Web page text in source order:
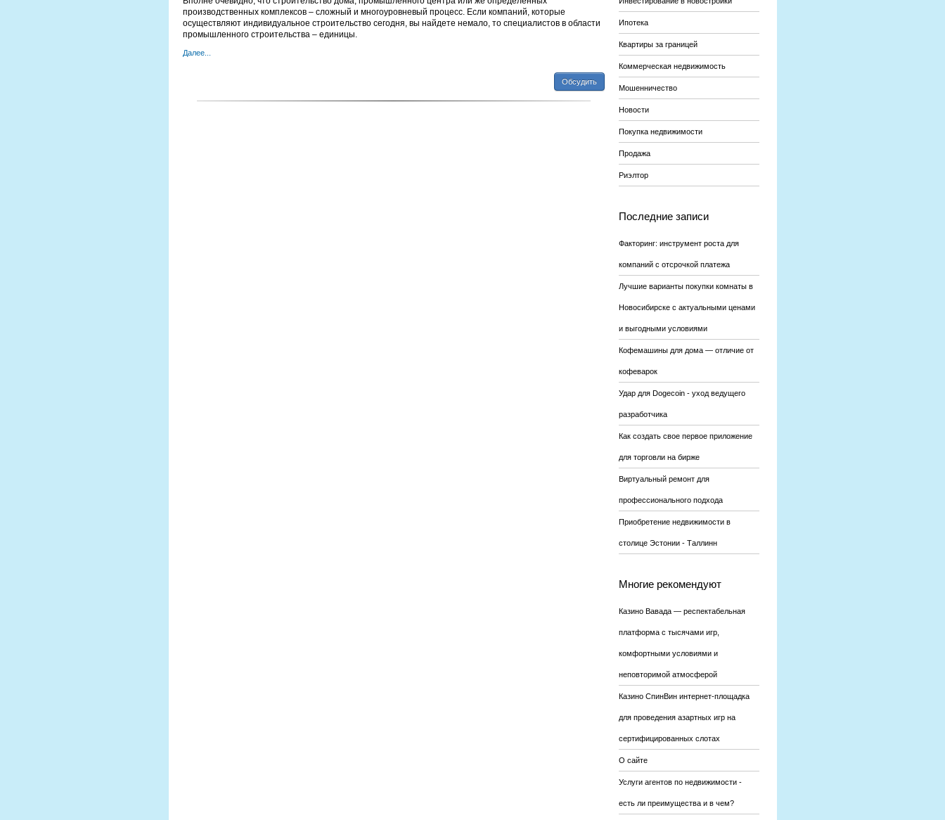
производственных комплексов – сложный и многоуровневый процесс. Если компаний, которые
осуществляют индивидуальное строительство сегодня, вы найдете немало, то специалистов в области
промышленного строительства – единицы.
Далее...
Обсудить
Ипотека
Квартиры за границей
Коммерческая недвижимость
Мошенничество
Новости
Покупка недвижимости
Продажа
Риэлтор
Последние записи
Факторинг: инструмент роста для
компаний с отсрочкой платежа
Лучшие варианты покупки комнаты в
Новосибирске с актуальными ценами
и выгодными условиями
Кофемашины для дома — отличие от
кофеварок
Удар для Dogecoin - уход ведущего
разработчика
Как создать свое первое приложение
для торговли на бирже
Виртуальный ремонт для
профессионального подхода
Приобретение недвижимости в
столице Эстонии - Таллинн
Многие рекомендуют
Казино Вавада — респектабельная
платформа с тысячами игр,
комфортными условиями и
неповторимой атмосферой
Казино СпинВин интернет-площадка
для проведения азартных игр на
сертифицированных слотах
О сайте
Услуги агентов по недвижимости -
есть ли преимущества и в чем?